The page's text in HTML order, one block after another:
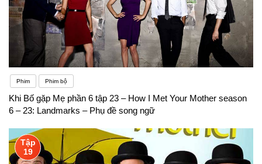
Phim Phim bộ
Khi Bố gặp Mẹ phần 6 tập 23 – How I Met Your Mother season
6 – 23: Landmarks – Phụ đề song ngữ
Tập
19